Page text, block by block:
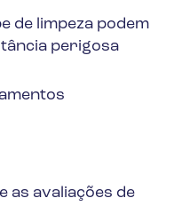
de limpeza podem
perigosa
as avaliações de